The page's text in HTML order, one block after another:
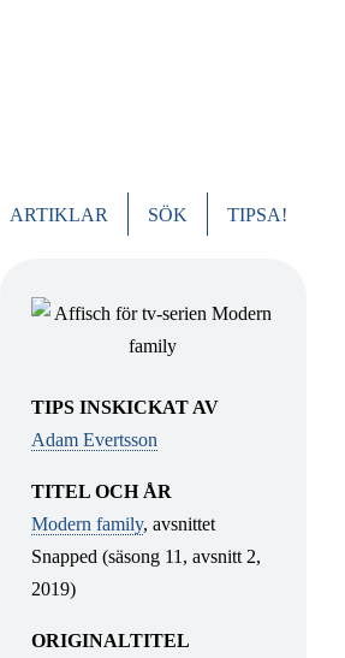
ARTIKLAR SÖK TIPSA!
TIPS INSKICKAT AV
Adam Evertsson
TITEL OCH ÅR
Modern family, avsnittet
Snapped (säsong 11, avsnitt 2,
2019)
ORIGINALTITEL